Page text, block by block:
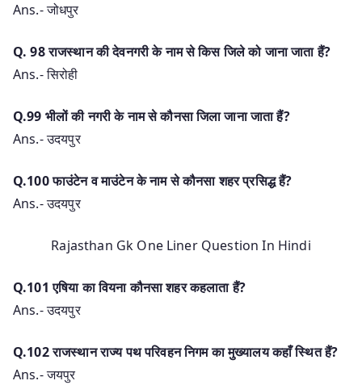
Ans.- जोधपुर
Q. 98 राजस्थान की देवनगरी के नाम से किस जिले को जाना जाता हैं?
Ans.- सिरोही
Q.99 भीलों की नगरी के नाम से कौनसा जिला जाना जाता हैं?
Ans.- उदयपुर
Q.100 फाउंटेन व माउंटेन के नाम से कौनसा शहर प्रसिद्ध हैं?
Ans.- उदयपुर
Rajasthan Gk One Liner Question In Hindi
Q.101 एषिया का वियना कौनसा शहर कहलाता हैं?
Ans.- उदयपुर
Q.102 राजस्थान राज्य पथ परिवहन निगम का मुख्यालय कहाँ स्थित हैं?
Ans.- जयपुर